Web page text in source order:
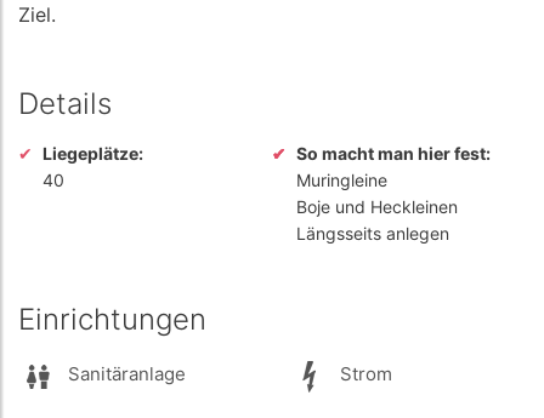
Ziel.
Details
Liegeplätze:
40
So macht man hier fest:
Muringleine
Boje und Heckleinen
Längsseits anlegen
Einrichtungen
Sanitäranlage Strom